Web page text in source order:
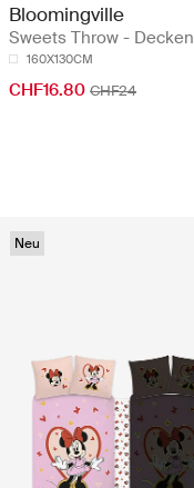
Bloomingville
Sweets Throw - Decken
160X130CM
CHF16.80 CHF24
Neu